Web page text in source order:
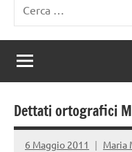
per:
Dettati ortografici
6 Maggio 2011 Maria